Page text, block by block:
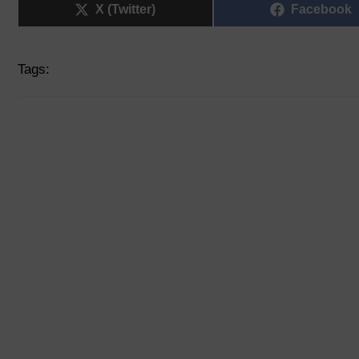
X (Twitter) Facebook
Tags: